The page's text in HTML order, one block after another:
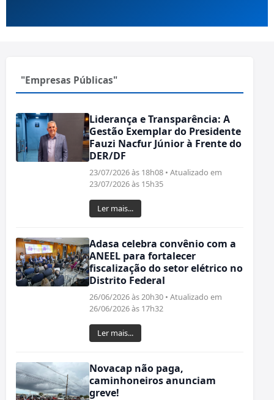
"Empresas Públicas"
Liderança e Transparência: A
Gestão Exemplar do Presidente
Fauzi Nacfur Júnior à Frente do
DER/DF
23/07/2026 às 18h08 • Atualizado em
23/07/2026 às 15h35
Ler mais...
Adasa celebra convênio com a
ANEEL para fortalecer
fiscalização do setor elétrico no
Distrito Federal
26/06/2026 às 20h30 • Atualizado em
26/06/2026 às 17h32
Ler mais...
Novacap não paga,
caminhoneiros anunciam
greve!